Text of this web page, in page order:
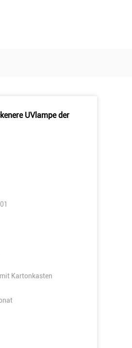
UVlampe der
Kartonkasten